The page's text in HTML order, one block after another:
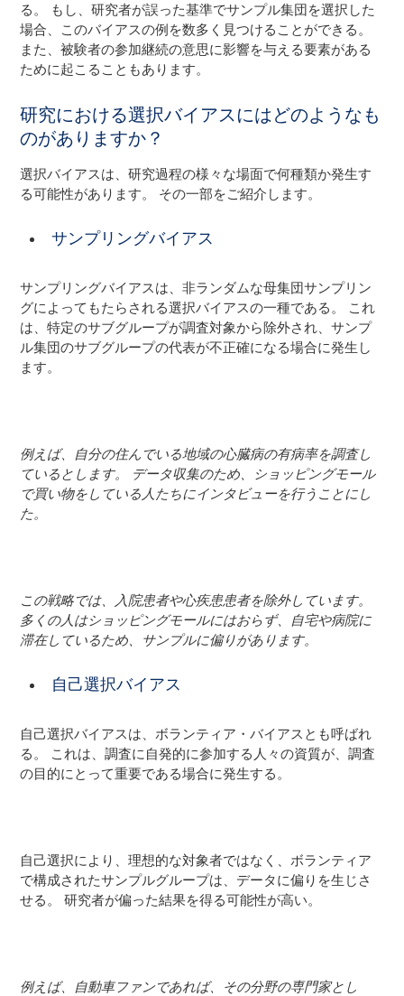
る。 もし、研究者が誤った基準でサンプル集団を選択した
場合、このバイアスの例を数多く見つけることができる。
また、被験者の参加継続の意思に影響を与える要素がある
ために起こることもあります。
研究における選択バイアスにはどのようなも
のがありますか？
選択バイアスは、研究過程の様々な場面で何種類か発生す
る可能性があります。 その一部をご紹介します。
サンプリングバイアス
サンプリングバイアスは、非ランダムな母集団サンプリン
グによってもたらされる選択バイアスの一種である。 これ
は、特定のサブグループが調査対象から除外され、サンプ
ル集団のサブグループの代表が不正確になる場合に発生し
ます。
例えば、自分の住んでいる地域の心臓病の有病率を調査し
ているとします。 データ収集のため、ショッピングモール
で買い物をしている人たちにインタビューを行うことにし
た。
この戦略では、入院患者や心疾患患者を除外しています。
多くの人はショッピングモールにはおらず、自宅や病院に
滞在しているため、サンプルに偏りがあります。
自己選択バイアス
自己選択バイアスは、ボランティア・バイアスとも呼ばれ
る。 これは、調査に自発的に参加する人々の資質が、調査
の目的にとって重要である場合に発生する。
自己選択により、理想的な対象者ではなく、ボランティア
で構成されたサンプルグループは、データに偏りを生じさ
せる。 研究者が偏った結果を得る可能性が高い。
例えば、自動車ファンであれば、その分野の専門家とし